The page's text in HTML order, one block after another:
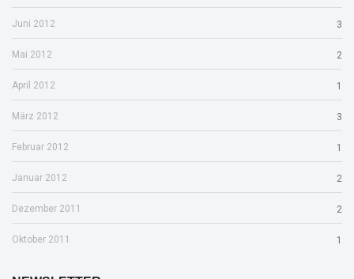
Juni 2012 3
Mai 2012 2
April 2012 1
März 2012 3
Februar 2012 1
Januar 2012 2
Dezember 2011 2
Oktober 2011 1